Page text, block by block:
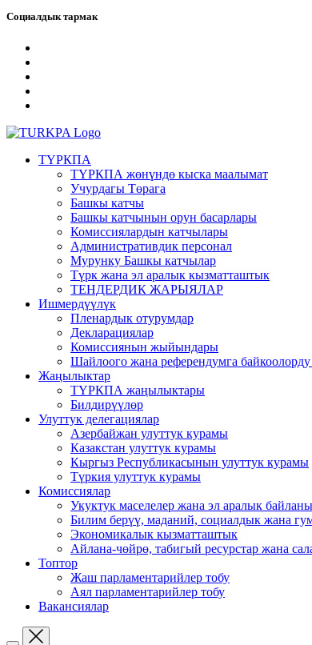
Социалдык тармак
ТҮРКПА
ТҮРКПА жөнүндө кыска маалымат
Учурдагы Төрага
Башкы катчы
Башкы катчынын орун басарлары
Комиссиялардын катчылары
Административдик персонал
Мурунку Башкы катчылар
Түрк жана эл аралык кызматташтык
ТЕНДЕРДИК ЖАРЫЯЛАР
Ишмердүүлүк
Пленардык отурумдар
Декларациялар
Комиссиянын жыйындары
Шайлоого жана референдумга
Жаңылыктар
ТҮРКПА жаңылыктары
Билдирүүлөр
Улуттук делегациялар
Азербайжан улуттук курамы
Казакстан улуттук курамы
Кыргыз Республикасынын улуттук курамы
Түркия улуттук курамы
Комиссиялар
Укуктук маселелер жана эл аралык
Билим берүү, маданий, социалдык жана
Экономикалык кызматташтык
Айлана-чөйрө, табигый ресурстар жана
Топтор
Жаш парламентарийлер тобу
Аял парламентарийлер тобу
Вакансиялар